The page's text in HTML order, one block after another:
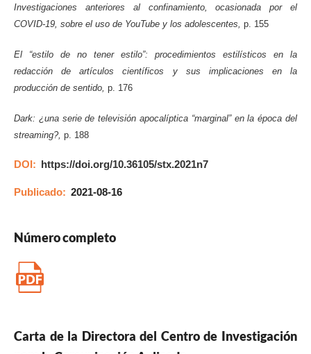
Investigaciones anteriores al confinamiento, ocasionada por el
COVID-19, sobre el uso de YouTube y los adolescentes, p. 155
El “estilo de no tener estilo”: procedimientos estilísticos en la
redacción de artículos científicos y sus implicaciones en la
producción de sentido, p. 176
Dark: ¿una serie de televisión apocalíptica “marginal” en la época del
streaming?, p. 188
DOI: https://doi.org/10.36105/stx.2021n7
Publicado: 2021-08-16
Número completo
Carta de la Directora del Centro de Investigación